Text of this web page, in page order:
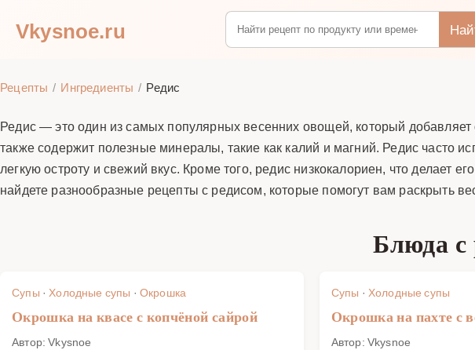
Vkysnoe.ru
Рецепты Ингредиенты Редис
Редис — это один из самых популярных весенних овощей, который
также содержит полезные минералы, такие как калий и магний. Редис часто
легкую остроту и свежий вкус. Кроме того, редис низкокалориен, что делает
найдете разнообразные рецепты с редисом, которые помогут вам раскрыть
Блюда с
Супы ·Холодные супы · Окрошка
Окрошка на квасе с копчёной сайрой
Автор: Vkysnoe
Супы · Холодные супы
Окрошка на пахте с
Автор: Vkysnoe